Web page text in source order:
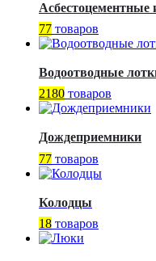
Асбестоцементные
77 товаров
Водоотводные
2180 товаров
Дождеприемники
77 товаров
Колодцы
18 товаров